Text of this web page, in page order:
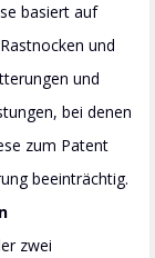
basiert auf
und
und
bei denen
zum Patent
beeinträchtig.
zwei